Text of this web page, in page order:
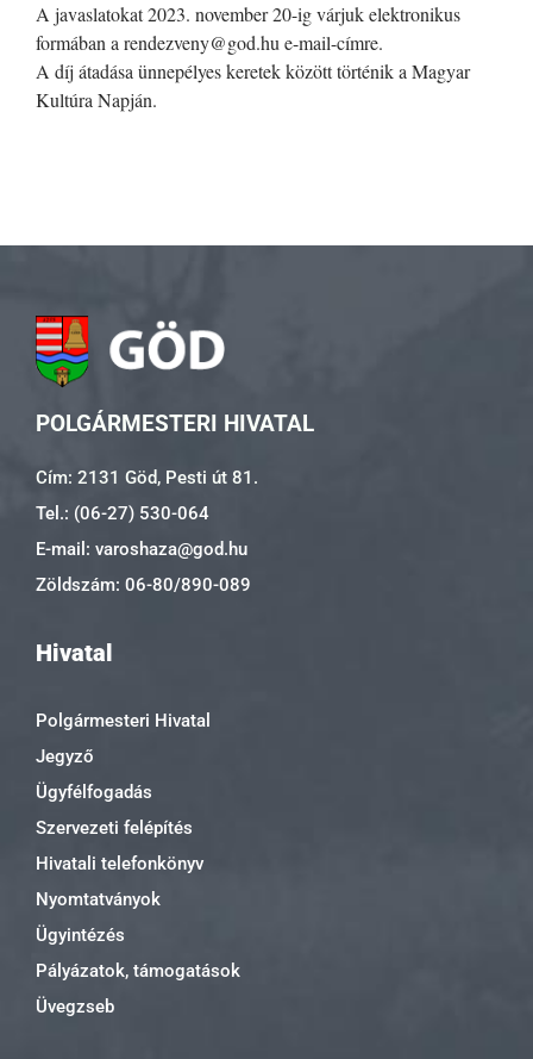
A javaslatokat 2023. november 20-ig várjuk elektronikus
formában a rendezveny@god.hu e-mail-címre.
A díj átadása ünnepélyes keretek között történik a Magyar
Kultúra Napján.
POLGÁRMESTERI HIVATAL
Cím: 2131 Göd, Pesti út 81.
Tel.: (06-27) 530-064
E-mail: varoshaza@god.hu
Zöldszám: 06-80/890-089
Hivatal
Polgármesteri Hivatal
Jegyző
Ügyfélfogadás
Szervezeti felépítés
Hivatali telefonkönyv
Nyomtatványok
Ügyintézés
Pályázatok, támogatások
Üvegzseb